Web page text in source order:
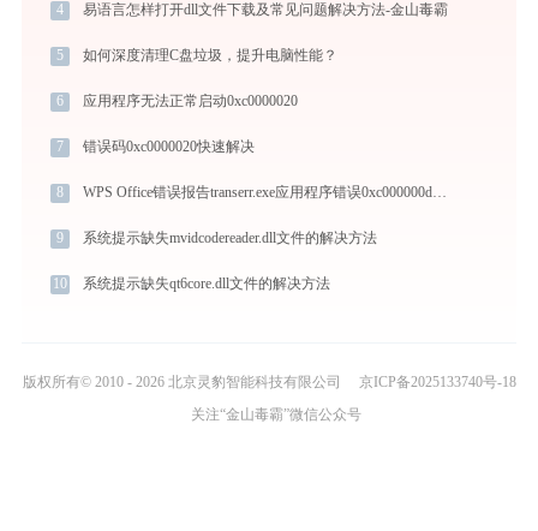
4 易语言怎样打开dll文件下载及常见问题解决方法-金山毒霸
5 如何深度清理C盘垃圾，提升电脑性能？
6 应用程序无法正常启动0xc0000020
7 错误码0xc0000020快速解决
8 WPS Office错误报告transerr.exe应用程序错误0xc000000d解决方法
9 系统提示缺失mvidcodereader.dll文件的解决方法
10 系统提示缺失qt6core.dll文件的解决方法
版权所有© 2010 - 2026 北京灵豹智能科技有限公司
京ICP备2025133740号-18
关注“金山毒霸”微信公众号